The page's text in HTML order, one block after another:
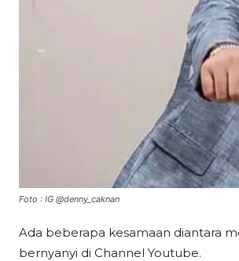
Foto : IG @denny_caknan
Ada beberapa kesamaan diantara
bernyanyi di Channel Youtube.